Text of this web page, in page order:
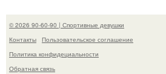
© 2026 90-60-90 | Спортивные девушки
Контакты
Пользовательское соглашение
Политика конфидециальности
Обратная связь